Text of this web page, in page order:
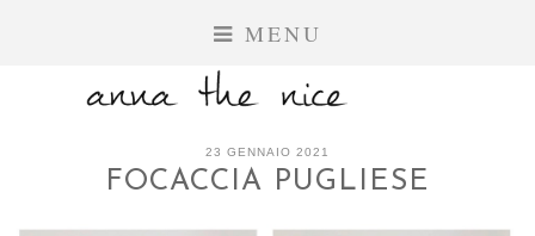
MENU
23 GENNAIO 2021
FOCACCIA PUGLIESE